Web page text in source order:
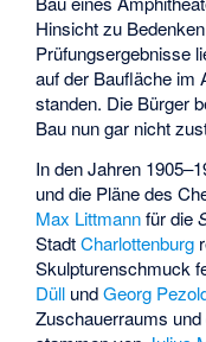
Hinsicht zu
Prüfungsergebnisse
auf der Baufläche im
standen. Die Bürger
Bau nun gar nicht
In den Jahren
und die Pläne des
Max Littmannfür die
StadtCharlottenburg
Skulpturenschmuck
Düll undGeorg
Zuschauerraums